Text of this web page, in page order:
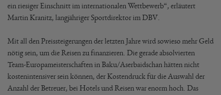
ein riesiger Einschnitt im internationalen Wettbewerb“, erläutert
Martin Kranitz, langjähriger Sportdirektor im DBV.
Mit all den Preissteigerungen der letzten Jahre wird sowieso mehr Geld
nötig sein, um die Reisen zu finanzieren. Die gerade absolvierten
Team-Europameisterschaften in Baku/Aserbaidschan hätten nicht
kostenintensiver sein können, der Kostendruck für die Auswahl der
Anzahl der Betreuer, bei Hotels und Reisen war enorm hoch. Das